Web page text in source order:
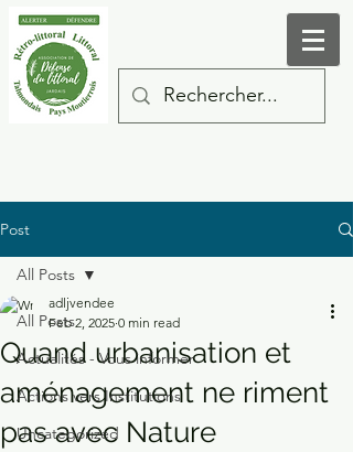
Post
All Posts
Actualités - Vous informer
Actions vers Institutions
Uncategorized
All Posts
Quand urbanisation et
aménagement ne riment
pas avec Nature
adljvendee
Feb 2, 2025 0 min read